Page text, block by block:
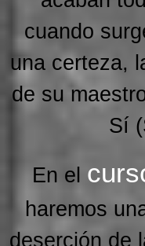
cuando
una certeza,
de su
Sí
En el
haremos
deserción de